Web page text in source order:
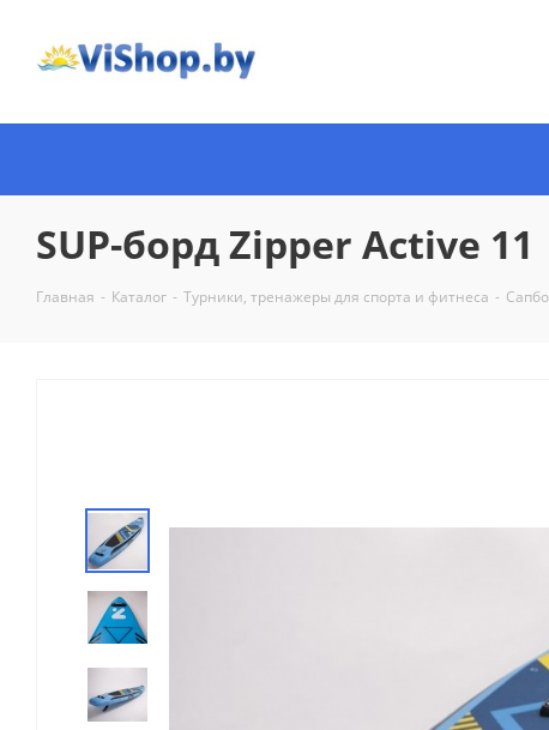
SUP-борд Zipper Active 11
Главная - Каталог - Турники, тренажеры для спорта и фитнеса -